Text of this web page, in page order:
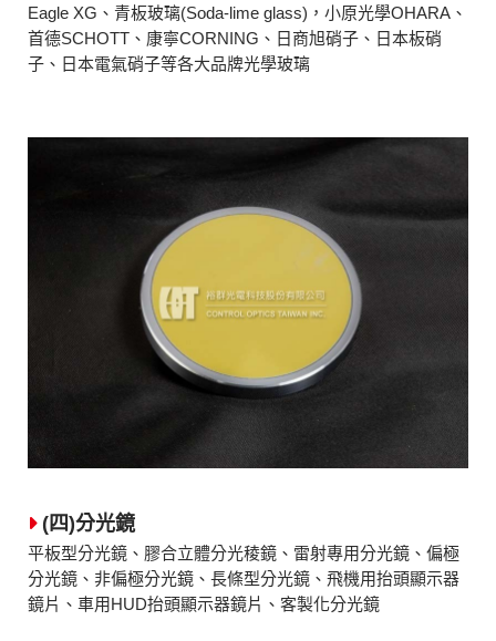
Eagle XG、青板玻璃(Soda-lime glass)，小原光學OHARA、
首德SCHOTT、康寧CORNING、日商旭硝子、日本板硝
子、日本電氣硝子等各大品牌光學玻璃
(四)分光鏡
平板型分光鏡、膠合立體分光稜鏡、雷射專用分光鏡、偏極
分光鏡、非偏極分光鏡、長條型分光鏡、飛機用抬頭顯示器
鏡片、車用HUD抬頭顯示器鏡片、客製化分光鏡